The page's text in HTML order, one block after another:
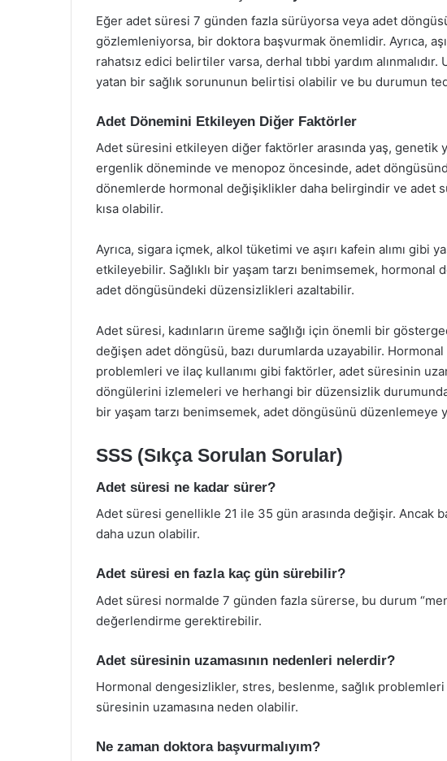
Eğer adet süresi 7 günden fazla sürüyorsa veya adet
gözlemleniyorsa, bir doktora başvurmak önemlidir. Ayrıca,
rahatsız edici belirtiler varsa, derhal tıbbi yardım
yatan bir sağlık sorununun belirtisi olabilir ve bu durumun
Adet Dönemini Etkileyen Diğer Faktörler
Adet süresini etkileyen diğer faktörler arasında yaş, genetik
ergenlik döneminde ve menopoz öncesinde, adet
dönemlerde hormonal değişiklikler daha belirgindir ve adet
kısa olabilir.
Ayrıca, sigara içmek, alkol tüketimi ve aşırı kafein alımı gibi
etkileyebilir. Sağlıklı bir yaşam tarzı benimsemek, hormonal
adet döngüsündeki düzensizlikleri azaltabilir.
Adet süresi, kadınların üreme sağlığı için önemli bir
değişen adet döngüsü, bazı durumlarda uzayabilir.
problemleri ve ilaç kullanımı gibi faktörler, adet süresinin
döngülerini izlemeleri ve herhangi bir düzensizlik
bir yaşam tarzı benimsemek, adet döngüsünü düzenlemeye
SSS (Sıkça Sorulan Sorular)
Adet süresi ne kadar sürer?
Adet süresi genellikle 21 ile 35 gün arasında değişir. Ancak
daha uzun olabilir.
Adet süresi en fazla kaç gün sürebilir?
Adet süresi normalde 7 günden fazla sürerse, bu durum
değerlendirme gerektirebilir.
Adet süresinin uzamasının nedenleri nelerdir?
Hormonal dengesizlikler, stres, beslenme, sağlık
süresinin uzamasına neden olabilir.
Ne zaman doktora başvurmalıyım?